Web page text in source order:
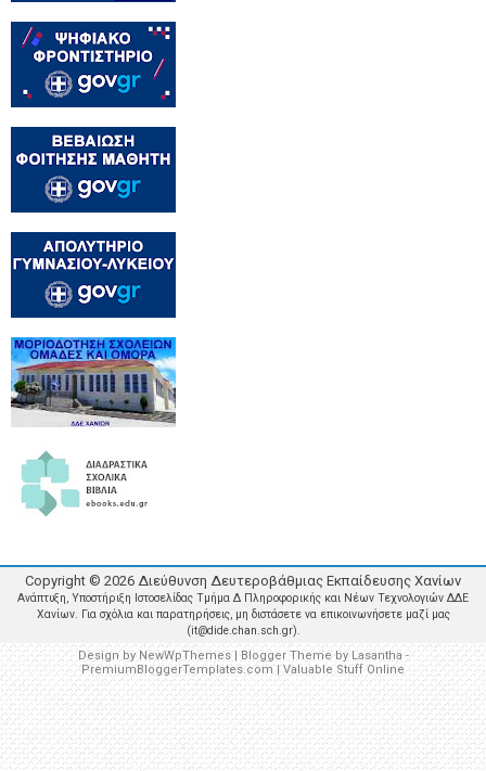
Copyright © 2026 Διεύθυνση Δευτεροβάθμιας Εκπαίδευσης Χανίων
Ανάπτυξη, Υποστήριξη Ιστοσελίδας Τμήμα Δ Πληροφορικής και Νέων Τεχνολογιών ΔΔΕ
Χανίων. Για σχόλια και παρατηρήσεις, μη διστάσετε να επικοινωνήσετε μαζί μας
(it@dide.chan.sch.gr).
Design by NewWpThemes| Blogger Theme by Lasantha -
PremiumBloggerTemplates.com|Valuable Stuff Online